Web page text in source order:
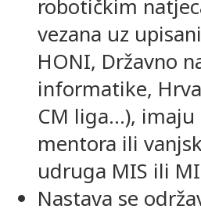
robotičkim
vezana uz
HONI, Državno
informatike,
CM liga...),
mentora ili
udruga MIS ili
Nastava se